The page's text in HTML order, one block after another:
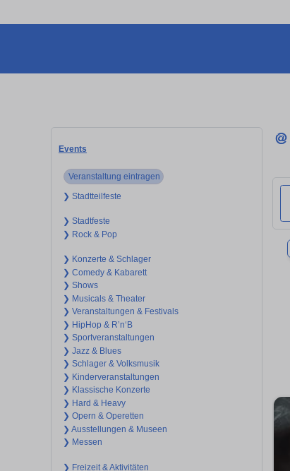
Events
Veranstaltung eintragen
❯ Stadtteilfeste
❯ Stadtfeste
❯ Rock & Pop
❯ Konzerte & Schlager
❯ Comedy & Kabarett
❯ Shows
❯ Musicals & Theater
❯ Veranstaltungen & Festivals
❯ HipHop & R’n‘B
❯ Sportveranstaltungen
❯ Jazz & Blues
❯ Schlager & Volksmusik
❯ Kinderveranstaltungen
❯ Klassische Konzerte
❯ Hard & Heavy
❯ Opern & Operetten
❯ Ausstellungen & Museen
❯ Messen
❯ Freizeit & Aktivitäten